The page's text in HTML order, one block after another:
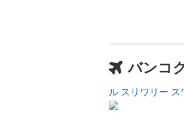
バンコ
ル スリワリー